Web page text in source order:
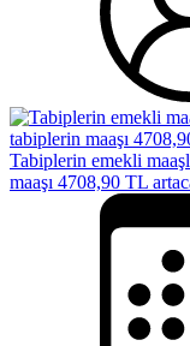
Tabiplerin emekli
maaşı 4708,90 TL